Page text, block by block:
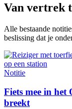
Van vertrek
Alle bestaande
beslissing dat je
Notitie
Fiets mee in het
breekt